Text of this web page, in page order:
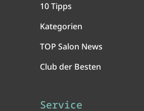
10 Tipps
Kategorien
TOP Salon News
Club der Besten
Service